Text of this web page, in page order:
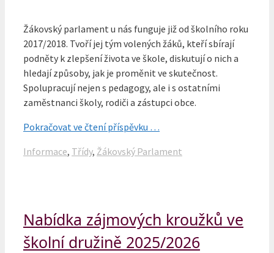
Žákovský parlament u nás funguje již od školního roku
2017/2018. Tvoří jej tým volených žáků, kteří sbírají
podněty k zlepšení života ve škole, diskutují o nich a
hledají způsoby, jak je proměnit ve skutečnost.
Spolupracují nejen s pedagogy, ale i s ostatními
zaměstnanci školy, rodiči a zástupci obce.
Pokračovat ve čtení příspěvku …
Rubriky
Informace, Třídy, Žákovský Parlament
Nabídka zájmových kroužků ve
školní družině 2025/2026